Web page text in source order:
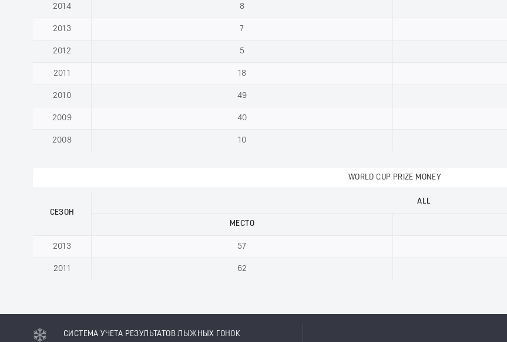
2014 8
2013 7
2012 5
2011 18
2010 49
2009 40
2008 10
WORLD CUP PRIZE MONEY
СЕЗОН
ALL
МЕСТО
2013 57
2011 62
СИСТЕМА УЧЕТА РЕЗУЛЬТАТОВ ЛЫЖНЫХ ГОНОК